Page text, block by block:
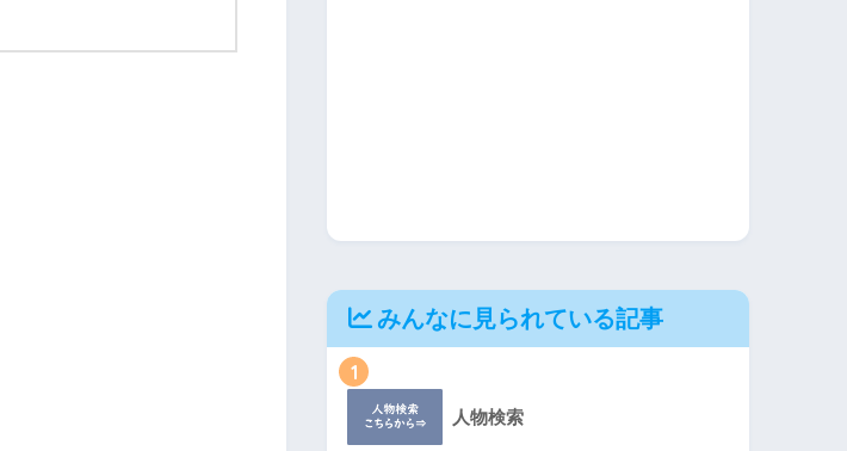
みんなに見られている記事
1
人物検索